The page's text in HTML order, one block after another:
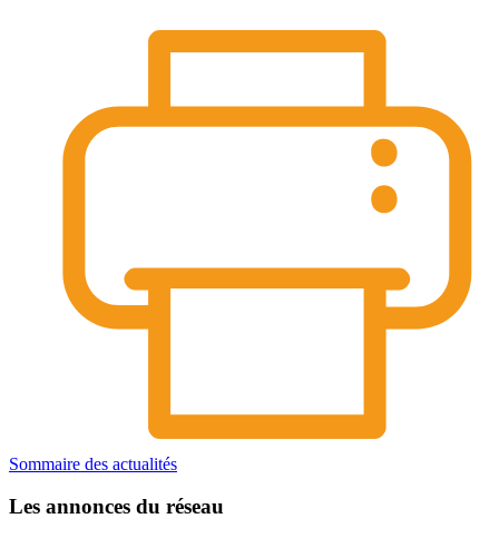
Sommaire des actualités
Les annonces du réseau